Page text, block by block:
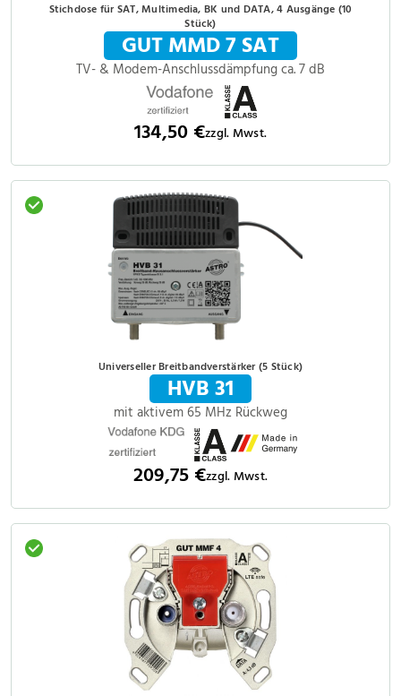
Stichdose für SAT, Multimedia, BK und DATA, 4 Ausgänge (10
Stück)
GUT MMD 7 SAT
TV- & Modem-Anschlussdämpfung ca. 7 dB
134,50 €zzgl. Mwst.
Universeller Breitbandverstärker (5 Stück)
HVB 31
mit aktivem 65 MHz Rückweg
209,75 €zzgl. Mwst.